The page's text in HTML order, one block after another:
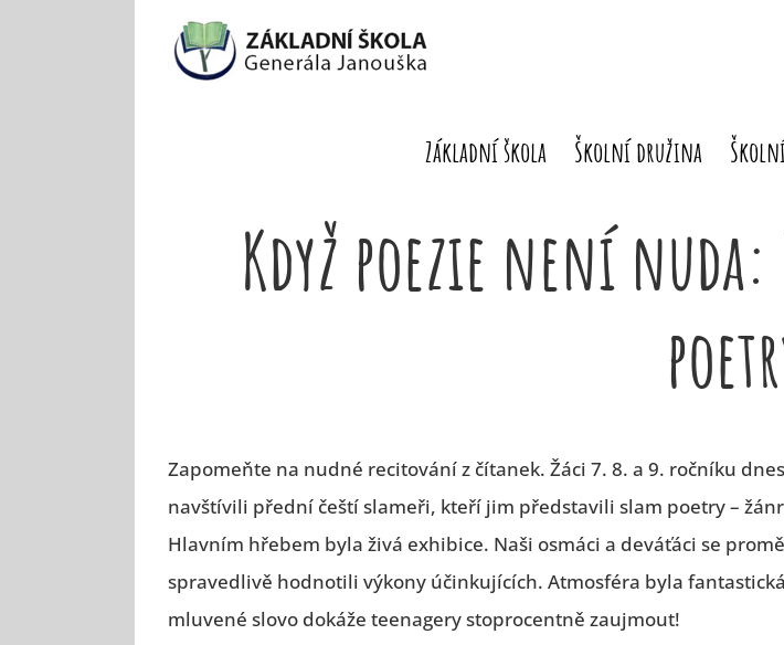
Základní škola Školní družina
Když poezie není
Zapomeňte na nudné recitování z čítanek. Žáci 7. 8. a 9. ročníku
navštívili přední čeští slameři, kteří jim představili slam poetry –
Hlavním hřebem byla živá exhibice. Naši osmáci a deváťáci se
spravedlivě hodnotili výkony účinkujících. Atmosféra byla
mluvené slovo dokáže teenagery stoprocentně zaujmout!